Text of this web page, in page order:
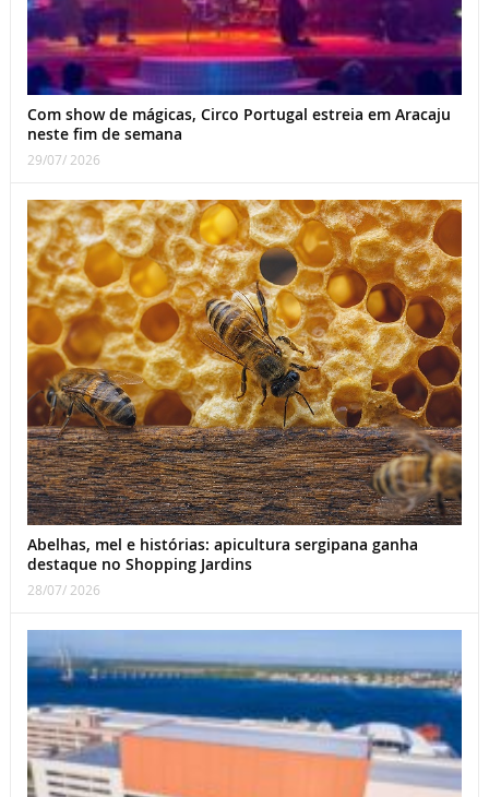
Com show de mágicas, Circo Portugal estreia em Aracaju
neste fim de semana
29/07/ 2026
Abelhas, mel e histórias: apicultura sergipana ganha
destaque no Shopping Jardins
28/07/ 2026